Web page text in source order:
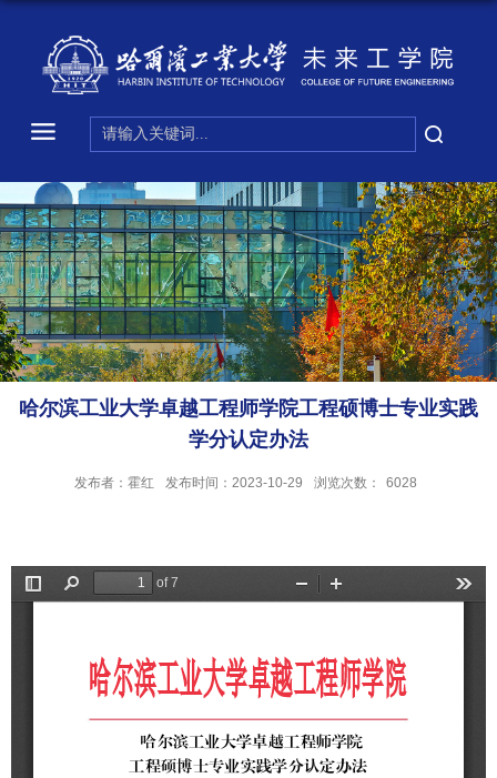
哈尔滨工业大学卓越工程师学院工程硕博士专业实践
学分认定办法
发布者：霍红 发布时间：2023-10-29 浏览次数： 6028